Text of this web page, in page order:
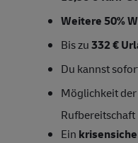
Weitere 50%
Bis zu332 €
Du kannst
Möglichkeit der
Rufbereitschaft
Ein